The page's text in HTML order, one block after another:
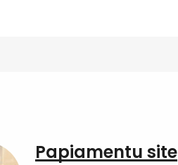
Papiamentu site